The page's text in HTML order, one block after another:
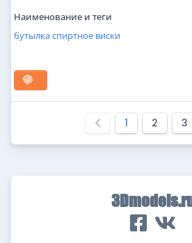
Наименование и теги
бутылкаспиртное виски
1 2 3
3Dmodels.ru